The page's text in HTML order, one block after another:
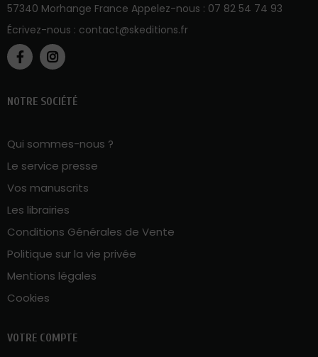
57340 Morhange France Appelez-nous : 07 82 54 74 93
Écrivez-nous : contact@skeditions.fr
NOTRE SOCIÉTÉ
Qui sommes-nous ?
Le service presse
Vos manuscrits
Les librairies
Conditions Générales de Vente
Politique sur la vie privée
Mentions légales
Cookies
VOTRE COMPTE